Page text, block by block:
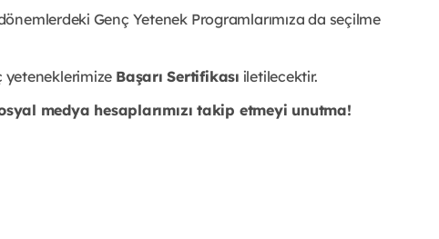
Genç Yetenek Programlarımıza da seçilme
yeteneklerimize Başarı Sertifikası iletilecektir.
medya hesaplarımızı takip etmeyi unutma!